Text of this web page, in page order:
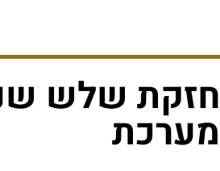
חזקת שלש
מערכת